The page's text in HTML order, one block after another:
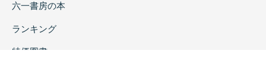
六一書房の本
ランキング
特価図書